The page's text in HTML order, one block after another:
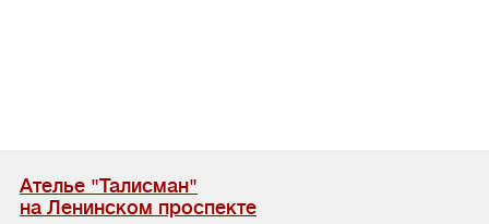
Ателье "Талисман"
на Ленинском проспекте